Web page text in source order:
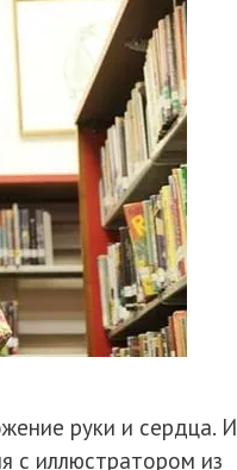
руки и сердца. И
с иллюстратором из